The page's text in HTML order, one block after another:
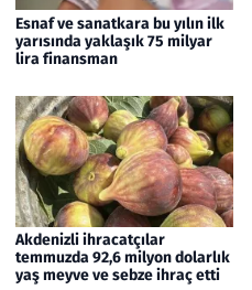
Esnaf ve sanatkara bu yılın ilk
yarısında yaklaşık 75 milyar
lira finansman
Akdenizli ihracatçılar
temmuzda 92,6 milyon dolarlık
yaş meyve ve sebze ihraç etti